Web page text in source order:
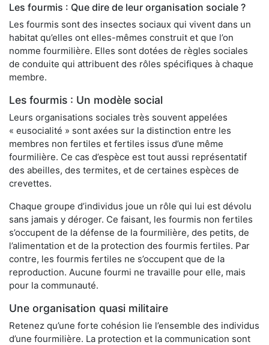
Les fourmis : Que dire de leur organisation sociale ?
Les fourmis sont des insectes sociaux qui vivent dans un
habitat qu’elles ont elles-mêmes construit et que l’on
nomme fourmilière. Elles sont dotées de règles sociales
de conduite qui attribuent des rôles spécifiques à chaque
membre.
Les fourmis : Un modèle social
Leurs organisations sociales très souvent appelées
« eusocialité » sont axées sur la distinction entre les
membres non fertiles et fertiles issus d’une même
fourmilière. Ce cas d’espèce est tout aussi représentatif
des abeilles, des termites, et de certaines espèces de
crevettes.
Chaque groupe d’individus joue un rôle qui lui est dévolu
sans jamais y déroger. Ce faisant, les fourmis non fertiles
s’occupent de la défense de la fourmilière, des petits, de
l’alimentation et de la protection des fourmis fertiles. Par
contre, les fourmis fertiles ne s’occupent que de la
reproduction. Aucune fourmi ne travaille pour elle, mais
pour la communauté.
Une organisation quasi militaire
Retenez qu’une forte cohésion lie l’ensemble des individus
d’une fourmilière. La protection et la communication sont